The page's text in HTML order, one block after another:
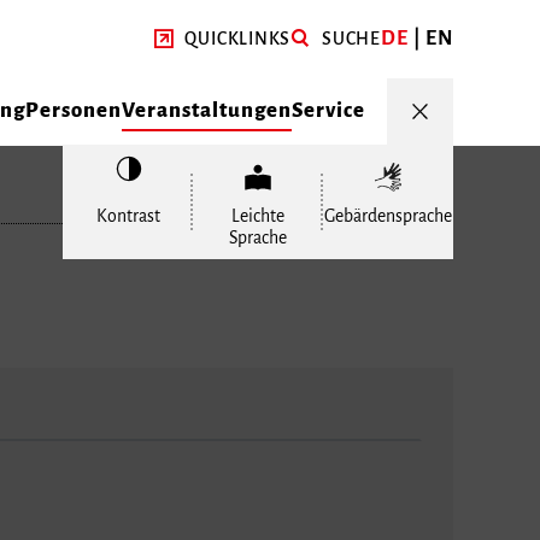
QUICKLINKS SUCHEDE EN
PersonenVeranstaltungenService
Kontrast
Leichte
Sprache
Gebärdensprache